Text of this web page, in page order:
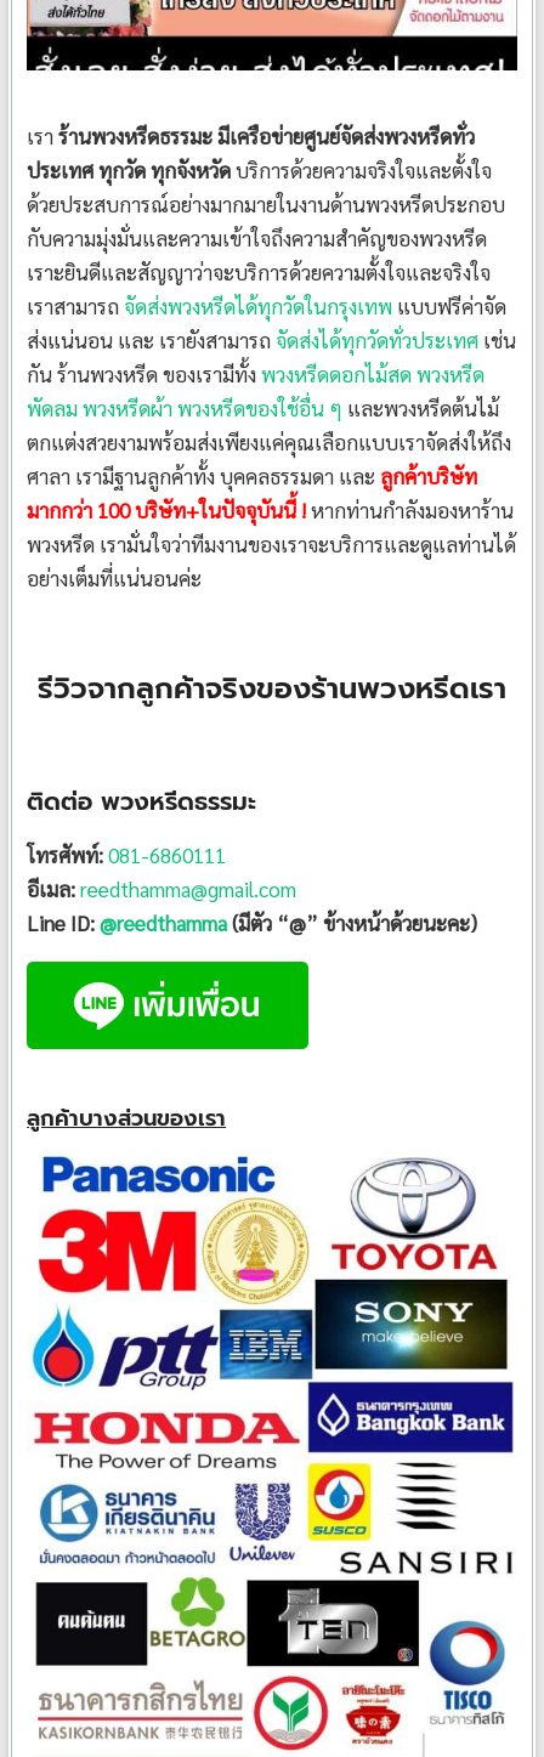
เราร้านพวงหรีดธรรมะ มีเครือข่ายศูนย์จัดส่งพวงหรีดทั่ว
ประเทศ ทุกวัด ทุกจังหวัดบริการด้วยความจริงใจและตั้งใจ
ด้วยประสบการณ์อย่างมากมายในงานด้านพวงหรีดประกอบ
กับความมุ่งมั่นและความเข้าใจถึงความสำคัญของพวงหรีด
เราะยินดีและสัญญาว่าจะบริการด้วยความตั้งใจและจริงใจ
เราสามารถ จัดส่งพวงหรีดได้ทุกวัดในกรุงเทพ แบบฟรีค่าจัด
ส่งแน่นอน และ เรายังสามารถ จัดส่งได้ทุกวัดทั่วประเทศ เช่น
กัน ร้านพวงหรีด ของเรามีทั้งพวงหรีดดอกไม้สดพวงหรีด
พัดลมพวงหรีดผ้าพวงหรีดของใช้อื่น ๆ และพวงหรีดต้นไม้
ตกแต่งสวยงามพร้อมส่งเพียงแค่คุณเลือกแบบเราจัดส่งให้ถึง
ศาลา เรามีฐานลูกค้าทั้ง บุคคลธรรมดา และ ลูกค้าบริษัท
มากกว่า 100 บริษัท+ในปัจจุบันนี้ !หากท่านกำลังมองหาร้าน
พวงหรีด เรามั่นใจว่าทีมงานของเราจะบริการและดูแลท่านได้
อย่างเต็มที่แน่นอนค่ะ
รีวิวจากลูกค้าจริงของร้านพวงหรีดเรา
ติดต่อ พวงหรีดธรรมะ
โทรศัพท์:081-6860111
อีเมล:reedthamma@gmail.com
Line ID:@reedthamma(มีตัว “@” ข้างหน้าด้วยนะคะ)
ลูกค้าบางส่วนของเรา